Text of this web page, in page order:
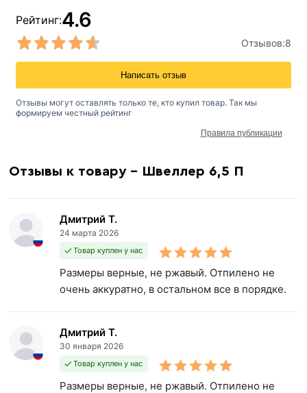
Отзывы к товару - Швеллер 6,5 П
Дмитрий Т.
24 марта 2026
Товар куплен у нас
Размеры верные, не ржавый. Отпилено не
очень аккуратно, в остальном все в порядке.
Дмитрий Т.
30 января 2026
Товар куплен у нас
Размеры верные, не ржавый. Отпилено не
Рейтинг:4.6
Отзывов:8
Написать отзыв
Отзывы могут оставлять только те, кто купил товар. Так мы
формируем честный рейтинг
Правила публикации